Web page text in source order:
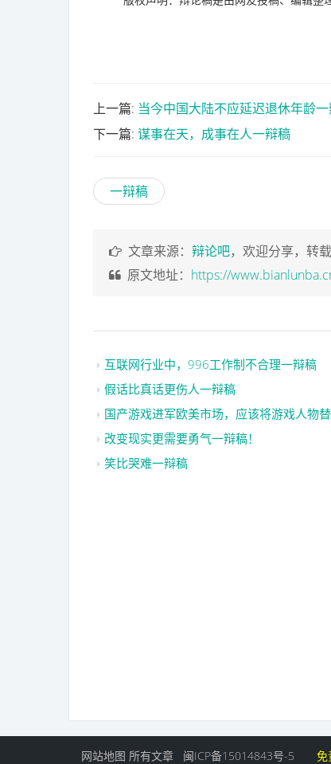
上一篇: 当今中国大陆不应延迟退休年龄
下一篇: 谋事在天，成事在人一辩稿
一辩稿
文章来源： 辩论吧，欢迎分享，转
原文地址： https://
互联网行业中，996工作制不合理一辩稿
假话比真话更伤人一辩稿
国产游戏进军欧美市场，应该将游戏人物
改变现实更需要勇气一辩稿！
笑比哭难一辩稿
网站地图 所有文章 闽ICP备15014843号-5 免